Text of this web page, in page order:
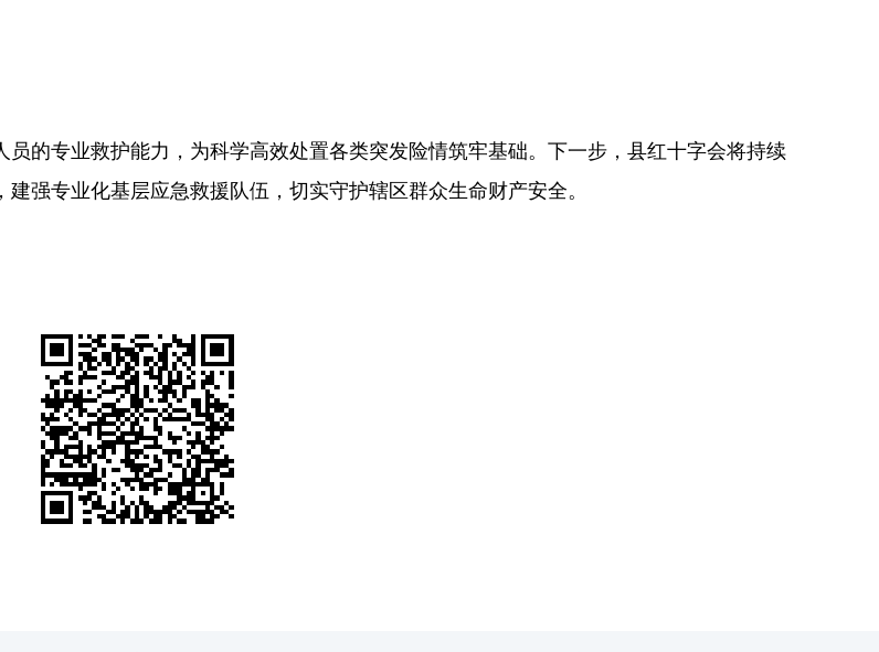
的专业救护能力，为科学高效处置各类突发险情筑牢基础。下一步，县红十字会将持续
强专业化基层应急救援队伍，切实守护辖区群众生命财产安全。